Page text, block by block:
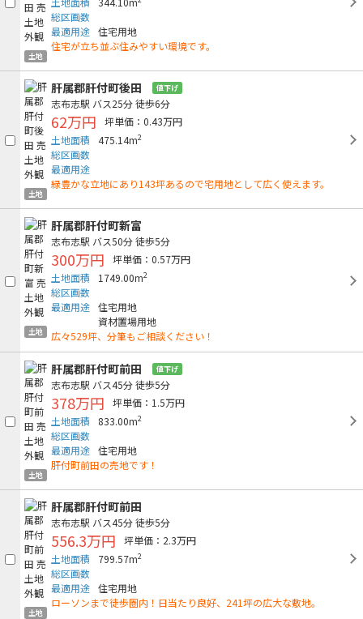
土地
総区画数
最適用途 住宅用地
住宅が立ち並ぶ住みやすい環境です。
土地
肝属郡肝付町後田 値下げ
志布志駅 バス25分徒歩6分
62万円
坪単価：0.43万円
土地面積
475.14m2
総区画数
最適用途
緑豊かな立地にあり143坪あるので宅用地として広く使えます。
土地
肝属郡肝付町新富
志布志駅 バス50分徒歩5分
300万円
坪単価：0.57万円
土地面積
1749.00m2
総区画数
最適用途 住宅用地
資材置場用地
広々529坪、分筆もご相談ください！
土地
肝属郡肝付町前田 値下げ
志布志駅 バス45分徒歩5分
378万円
坪単価：1.5万円
土地面積
833.00m2
総区画数
最適用途 住宅用地
肝付町前田の売地です！
土地
肝属郡肝付町前田
志布志駅 バス45分徒歩5分
556.3万円
坪単価：2.3万円
土地面積
799.57m2
総区画数
最適用途 住宅用地
ローソンまで徒歩圏内！日当たり良好、241坪の広大な敷地。